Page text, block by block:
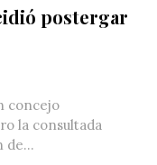
postergar
concejo
la consultada
de...